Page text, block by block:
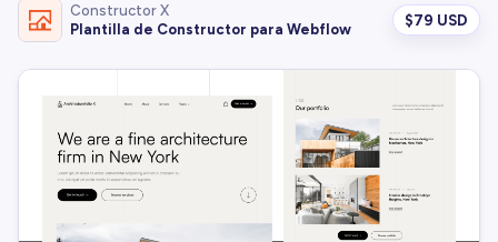
Constructor X
Plantilla de Constructor para Webflow
$79 USD